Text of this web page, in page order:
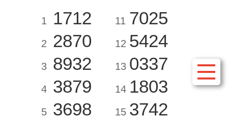
1 1712
2 2870
3 8932
4 3879
5 3698
11 7025
12 5424
13 0337
14 1803
15 3742